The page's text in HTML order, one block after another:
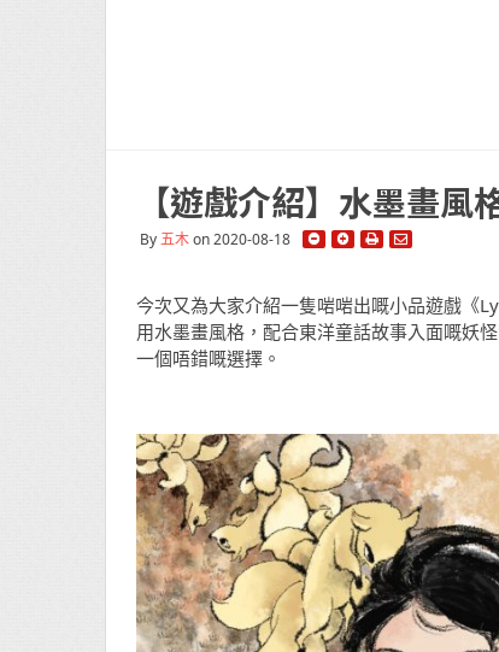
【遊戲介紹】水墨畫
By五木on 2020-08-18
今次又為大家介紹一隻啱啱出嘅小品遊戲《
用水墨畫風格，配合東洋童話故事入面嘅妖
一個唔錯嘅選擇。